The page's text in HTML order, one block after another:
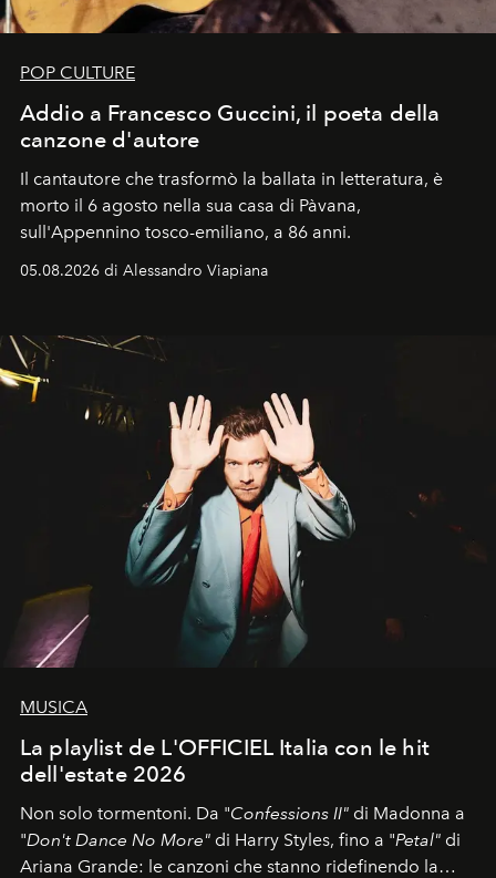
POP CULTURE
Addio a Francesco Guccini, il poeta della
canzone d'autore
Il cantautore che trasformò la ballata in letteratura, è
morto il 6 agosto nella sua casa di Pàvana,
sull'Appennino tosco-emiliano, a 86 anni.
05.08.2026 di Alessandro Viapiana
MUSICA
La playlist de L'OFFICIEL Italia con le hit
dell'estate 2026
Non solo tormentoni. Da "Confessions II" di Madonna a
"Don't Dance No More" di Harry Styles, fino a "Petal" di
Ariana Grande: le canzoni che stanno ridefinendo la